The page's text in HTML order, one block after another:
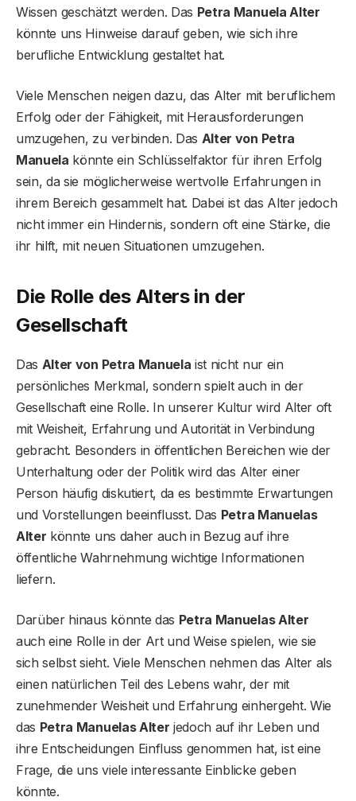
Wissen geschätzt werden. Das Petra Manuela Alter
könnte uns Hinweise darauf geben, wie sich ihre
berufliche Entwicklung gestaltet hat.
Viele Menschen neigen dazu, das Alter mit beruflichem
Erfolg oder der Fähigkeit, mit Herausforderungen
umzugehen, zu verbinden. Das Alter von Petra
Manuela könnte ein Schlüsselfaktor für ihren Erfolg
sein, da sie möglicherweise wertvolle Erfahrungen in
ihrem Bereich gesammelt hat. Dabei ist das Alter jedoch
nicht immer ein Hindernis, sondern oft eine Stärke, die
ihr hilft, mit neuen Situationen umzugehen.
Die Rolle des Alters in der
Gesellschaft
Das Alter von Petra Manuela ist nicht nur ein
persönliches Merkmal, sondern spielt auch in der
Gesellschaft eine Rolle. In unserer Kultur wird Alter oft
mit Weisheit, Erfahrung und Autorität in Verbindung
gebracht. Besonders in öffentlichen Bereichen wie der
Unterhaltung oder der Politik wird das Alter einer
Person häufig diskutiert, da es bestimmte Erwartungen
und Vorstellungen beeinflusst. Das Petra Manuelas
Alter könnte uns daher auch in Bezug auf ihre
öffentliche Wahrnehmung wichtige Informationen
liefern.
Darüber hinaus könnte das Petra Manuelas Alter
auch eine Rolle in der Art und Weise spielen, wie sie
sich selbst sieht. Viele Menschen nehmen das Alter als
einen natürlichen Teil des Lebens wahr, der mit
zunehmender Weisheit und Erfahrung einhergeht. Wie
das Petra Manuelas Alter jedoch auf ihr Leben und
ihre Entscheidungen Einfluss genommen hat, ist eine
Frage, die uns viele interessante Einblicke geben
könnte.